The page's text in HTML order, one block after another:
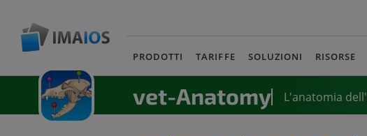
PRODOTTI TARIFFE SOLUZIONI RISORSE
vet-Anatomy L'anatomia dell'